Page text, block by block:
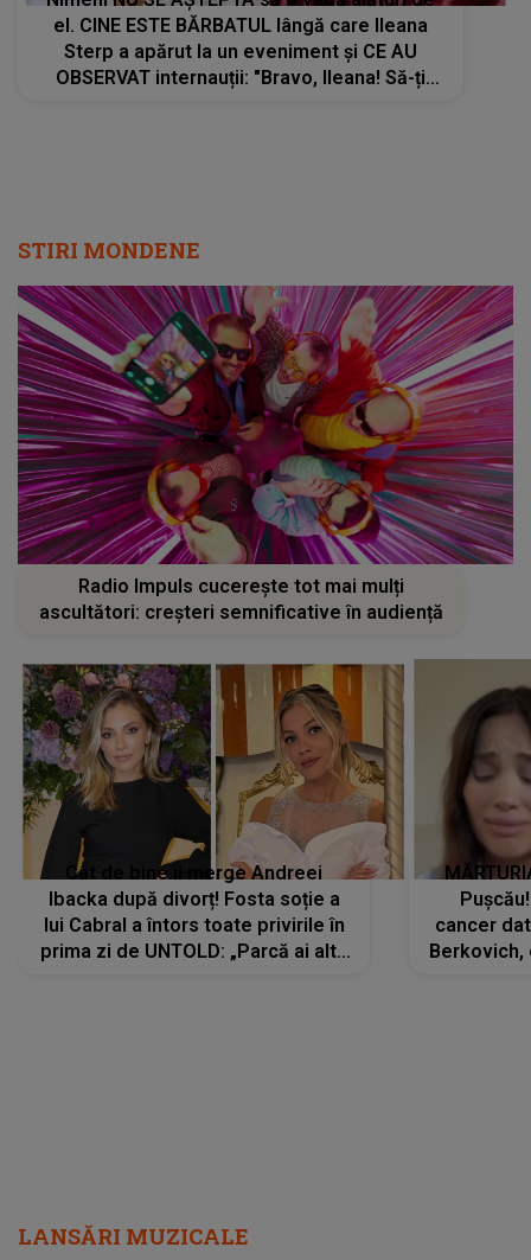
el. CINE ESTE BĂRBATUL lângă care Ileana
Sterp a apărut la un eveniment și CE AU
OBSERVAT internauții: "Bravo, Ileana! Să-ți
STIRI MONDENE
Radio Impuls cucerește tot mai mulți
ascultători: creșteri semnificative în audiență
Cât de bine îi merge Andreei
Ibacka după divorț! Fosta soție a
lui Cabral a întors toate privirile în
prima zi de UNTOLD: „Parcă ai altă
cancer
Berkovich,
LANSĂRI MUZICALE